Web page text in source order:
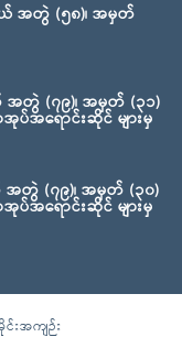
ယ် အတွဲ (၅၈)၊ အမှတ်
တွဲ (၇၉)၊ အမှတ် (၃၁)
ပ်အရောင်းဆိုင် များမှ
တွဲ (၇၉)၊ အမှတ် (၃၀)
ပ်အရောင်းဆိုင် များမှ
းအကျဉ်း